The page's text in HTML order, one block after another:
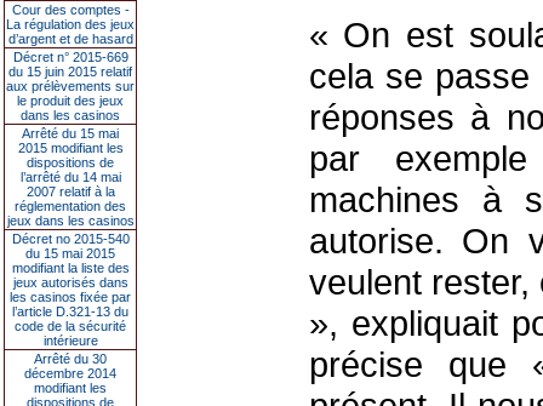
Cour des comptes -
La régulation des jeux
d’argent et de hasard
Décret n° 2015-669
du 15 juin 2015 relatif
aux prélèvements sur
le produit des jeux
dans les casinos
Arrêté du 15 mai
2015 modifiant les
dispositions de
l’arrêté du 14 mai
2007 relatif à la
réglementation des
jeux dans les casinos
Décret no 2015-540
du 15 mai 2015
modifiant la liste des
jeux autorisés dans
les casinos fixée par
l’article D.321-13 du
code de la sécurité
intérieure
Arrêté du 30
décembre 2014
modifiant les
dispositions de
« On est
cela se
réponses à
par
machines à
autorise. On
veulent
», expliquait
précise que